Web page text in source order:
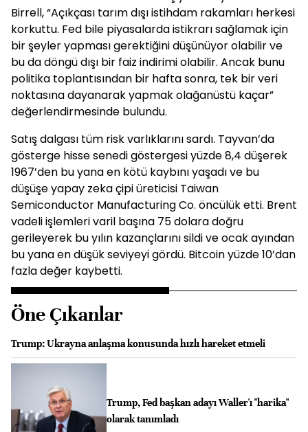
Birrell, “Açıkçası tarım dışı istihdam rakamları herkesi
korkuttu. Fed bile piyasalarda istikrarı sağlamak için
bir şeyler yapması gerektiğini düşünüyor olabilir ve
bu da döngü dışı bir faiz indirimi olabilir. Ancak bunu
politika toplantısından bir hafta sonra, tek bir veri
noktasına dayanarak yapmak olağanüstü kaçar”
değerlendirmesinde bulundu.
Satış dalgası tüm risk varlıklarını sardı. Tayvan’da
gösterge hisse senedi göstergesi yüzde 8,4 düşerek
1967’den bu yana en kötü kaybını yaşadı ve bu
düşüşe yapay zeka çipi üreticisi Taiwan
Semiconductor Manufacturing Co. öncülük etti. Brent
vadeli işlemleri varil başına 75 dolara doğru
gerileyerek bu yılın kazançlarını sildi ve ocak ayından
bu yana en düşük seviyeyi gördü. Bitcoin yüzde 10’dan
fazla değer kaybetti.
Öne Çıkanlar
Trump: Ukrayna anlaşma konusunda hızlı hareket etmeli
Trump, Fed başkan adayı Waller'ı "harika"
olarak tanımladı